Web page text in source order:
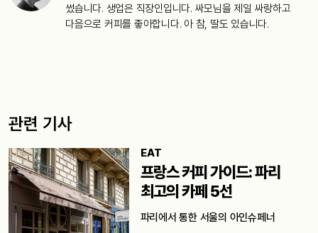
썼습니다. 생업은 직장인입니다. 싸모님을 제일 싸랑하고
다음으로 커피를 좋아합니다. 아 참, 딸도 있습니다.
관련 기사
EAT
프랑스 커피 가이드: 파리
최고의 카페 5선
파리에서 통한 서울의 아인슈페너